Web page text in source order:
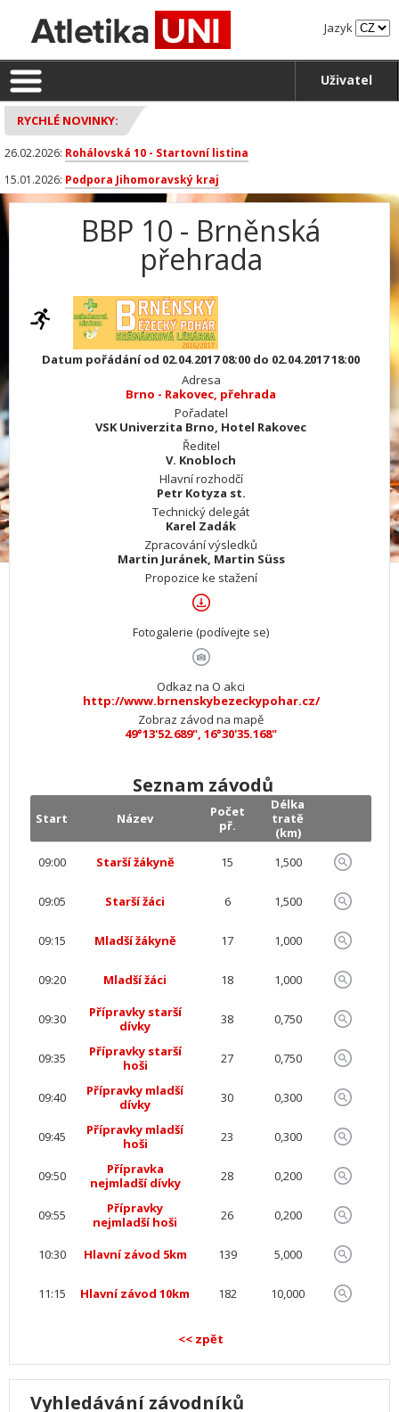
Jazyk
Uživatel
RYCHLÉ NOVINKY:
26.02.2026: Rohálovská 10 - Startovní listina
15.01.2026: Podpora Jihomoravský kraj
BBP 10 - Brněnská
přehrada
Datum pořádání od 02.04.2017 08:00 do 02.04.2017 18:00
Adresa
Brno - Rakovec, přehrada
Pořadatel
VSK Univerzita Brno, Hotel Rakovec
Ředitel
V. Knobloch
Hlavní rozhodčí
Petr Kotyza st.
Technický delegát
Karel Zadák
Zpracování výsledků
Martin Juránek, Martin Süss
Propozice ke stažení
Fotogalerie (podívejte se)
Odkaz na O akci
http://www.brnenskybezeckypohar.cz/
Zobraz závod na mapě
49°13'52.689", 16°30'35.168"
Seznam závodů
Start Název
Počet
př.
Délka
tratě
(km)
09:00
Starší žákyně 15 1,500
09:05 Starší žáci 6 1,500
09:15 Mladší žákyně 17 1,000
09:20 Mladší žáci 18 1,000
09:30
Přípravky starší
dívky
38 0,750
09:35
Přípravky starší
hoši
27 0,750
09:40
Přípravky mladší
dívky
30 0,300
09:45
Přípravky mladší
hoši
23 0,300
09:50
Přípravka
nejmladší dívky
28 0,200
09:55
Přípravky
nejmladší hoši
26 0,200
10:30 Hlavní závod 5km 139 5,000
11:15 Hlavní závod 10km 182 10,000
<< zpět
Vyhledávání závodníků